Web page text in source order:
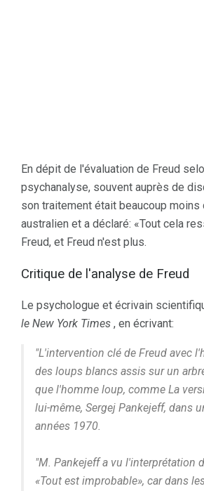
En dépit de l'évaluation de Freud
psychanalyse, souvent auprès de
son traitement était beaucoup
australien et a déclaré: «Tout cela
Freud, et Freud n'est plus.
Critique de l'analyse de Freud
Le psychologue et écrivain
le New York Times , en écrivant:
"L'intervention clé de Freud avec
des loups blancs assis sur un
que l'homme loup, comme La
lui-même, Sergej Pankejeff, dans
années 1970.
"M. Pankejeff a vu l'interprétation
«Tout est improbable», car dans